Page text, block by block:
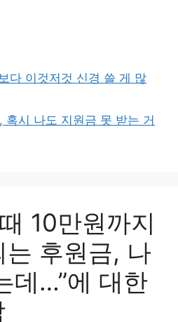
다 이것저것 신경 쓸 게 많
혹시 나도 지원금 못 받는 거
10만원까지
후원금, 나
데…”에 대한